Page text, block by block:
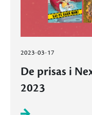
2023-03-17
De prisas i
2023